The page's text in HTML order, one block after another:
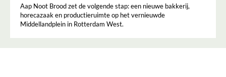
Aap Noot Brood zet de volgende stap: een nieuwe bakkerij,
horecazaak en productieruimte op het vernieuwde
Middellandplein in Rotterdam West.